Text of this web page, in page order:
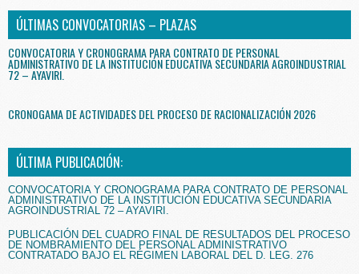
ÚLTIMAS CONVOCATORIAS – PLAZAS
CONVOCATORIA Y CRONOGRAMA PARA CONTRATO DE PERSONAL
ADMINISTRATIVO DE LA INSTITUCIÓN EDUCATIVA SECUNDARIA AGROINDUSTRIAL
72 – AYAVIRI.
CRONOGAMA DE ACTIVIDADES DEL PROCESO DE RACIONALIZACIÓN 2026
ÚLTIMA PUBLICACIÓN:
CONVOCATORIA Y CRONOGRAMA PARA CONTRATO DE PERSONAL
ADMINISTRATIVO DE LA INSTITUCIÓN EDUCATIVA SECUNDARIA
AGROINDUSTRIAL 72 – AYAVIRI.
PUBLICACIÓN DEL CUADRO FINAL DE RESULTADOS DEL PROCESO
DE NOMBRAMIENTO DEL PERSONAL ADMINISTRATIVO
CONTRATADO BAJO EL RÉGIMEN LABORAL DEL D. LEG. 276